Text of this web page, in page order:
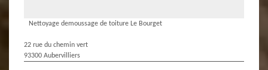
Nettoyage demoussage de toiture Le Bourget
22 rue du chemin vert
93300 Aubervilliers